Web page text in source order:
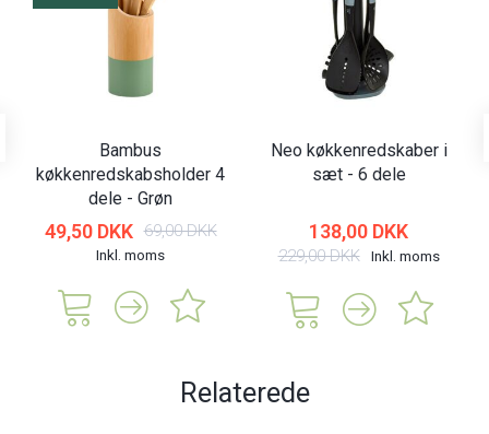
Bambus
køkkenredskabsholder 4
dele - Grøn
49,50 DKK 69,00 DKK
Inkl. moms
Neo køkkenredskaber i
sæt - 6 dele
138,00 DKK
229,00 DKK Inkl. moms
Relaterede